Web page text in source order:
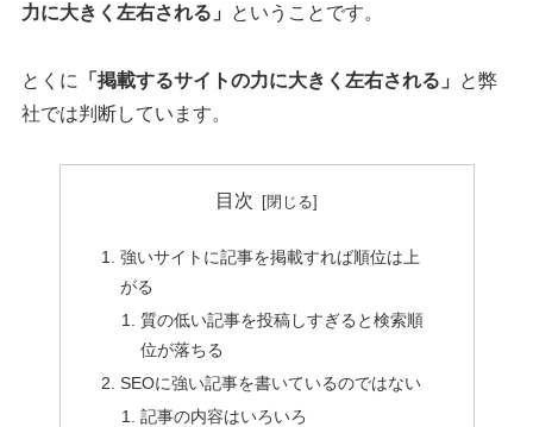
力に大きく左右される」
ということです。
とくに 「掲載するサイトの力に大きく左右される」
と弊
社では判断しています。
目次
強いサイトに記事を掲載すれば順位は上
がる
質の低い記事を投稿しすぎると検索順
位が落ちる
SEOに強い記事を書いているのではない
記事の内容はいろいろ